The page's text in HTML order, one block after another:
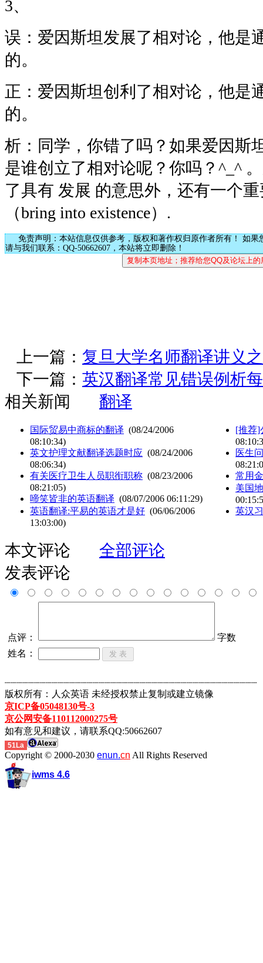
3、
误：爱因斯坦发展了相对论，他是
的。
正：爱因斯坦创利了相对论，他是
的。
析：同学，你错了吗？如果爱因斯
是谁创立了相对论呢？你吗？^_^
了具有 发展 的意思外，还有一个
（bring into existence）.
免责声明：本站信息仅供参考，版权和著作权归原作者所有！ 如果
请与我们联系：QQ-50662607，本站将立即删除！
上一篇： 复旦大学名师翻译讲义
下一篇： 英汉翻译常见错误例析
相关新闻
翻译
国际贸易中商标的翻译 (08/24/2006
08:10:34)
英文护理文献翻译选题时应 (08/24/2006
08:06:34)
有关医疗卫生人员职衔职称 (08/23/2006
08:21:05)
啼笑皆非的英语翻译 (08/07/2006 06:11:29)
英语翻译:平易的英语才是好 (06/06/2006
13:03:00)
[推荐]
医生
常用
美国
英汉
本文评论
全部评论
发表评论
点评：
字数
姓名：
┈┈┈┈┈┈┈┈┈┈┈┈┈┈┈┈┈┈┈┈┈┈┈┈┈┈┈┈┈┈┈┈┈┈┈┈┈┈┈┈┈┈┈
版权所有：人众英语 未经授权禁止复制或建立镜像
京ICP备05048130号-3
京公网安备110112000275号
如有意见和建议，请联系QQ:50662607
51La
Copyright © 2000-2030 enun.cn All Rights Reserved
iwms 4.6